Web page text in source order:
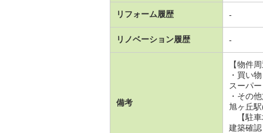
リフォーム履歴 -
リノベーション履歴 -
備考
【物件
・買い物
スーパ
・その
旭ヶ丘
【駐車
建築確